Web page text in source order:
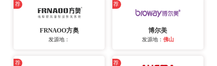
荐
FRNAOO方奥
发源地：
荐
博尔美
发源地： 佛山
荐 荐